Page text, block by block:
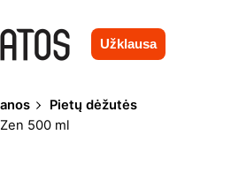
Užklausa
Pietų dėžutės
500 ml